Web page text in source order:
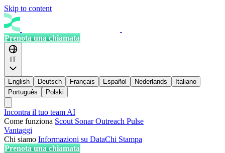
Skip to content
Prenota una chiamata
IT
English Deutsch Français Español Nederlands
Italiano
Português
Polski
Incontra il tuo team AI
Come funziona Scout SonarOutreach Pulse
Vantaggi
Chi siamo Informazioni su DataChi Stampa
Prenota una chiamata